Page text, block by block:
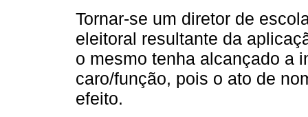
Tornar-se um diretor de
eleitoral resultante da
o mesmo tenha alcançado a
caro/função, pois o ato de
efeito.